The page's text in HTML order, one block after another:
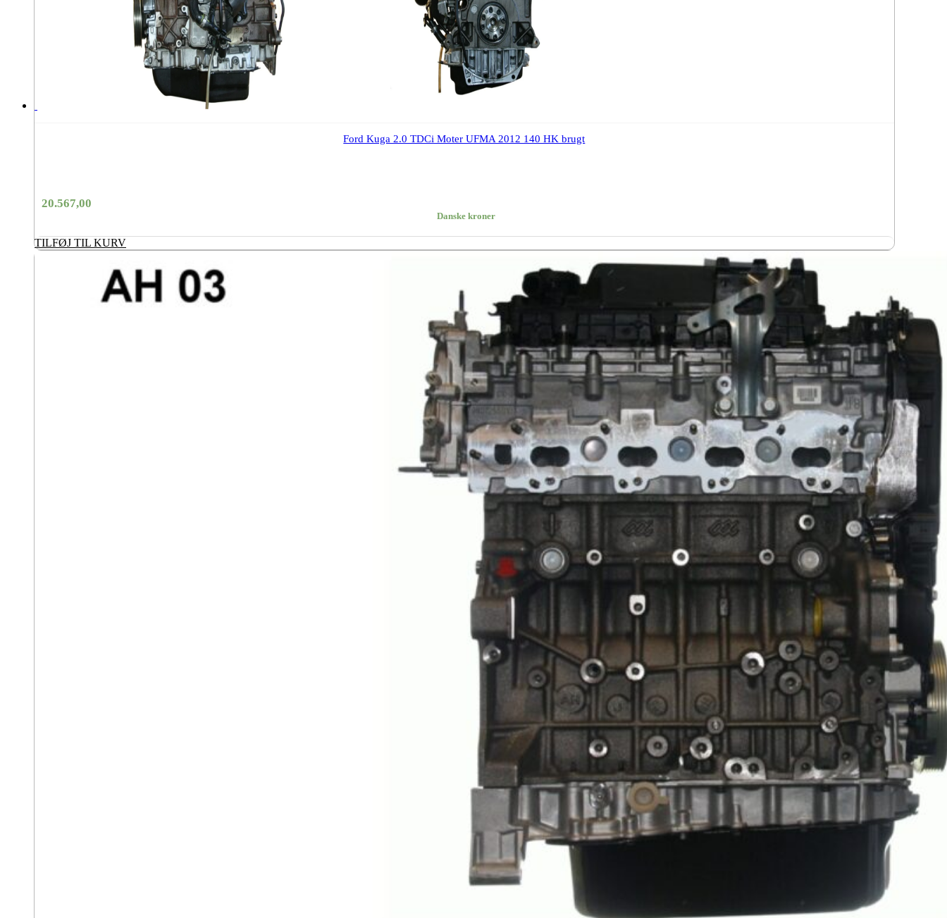
Ford Kuga 2.0 TDCi Moter UFMA 2012 140 HK brugt
20.567,00
Danske kroner
TILFØJ TIL KURV